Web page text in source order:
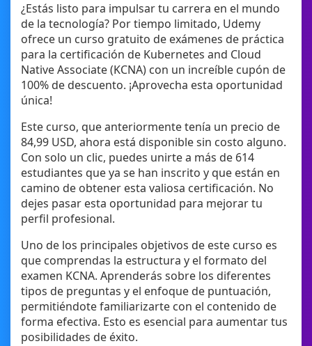
¿Estás listo para impulsar tu carrera en el mundo
de la tecnología? Por tiempo limitado, Udemy
ofrece un curso gratuito de exámenes de práctica
para la certificación de Kubernetes and Cloud
Native Associate (KCNA) con un increíble cupón de
100% de descuento. ¡Aprovecha esta oportunidad
única!
Este curso, que anteriormente tenía un precio de
84,99 USD, ahora está disponible sin costo alguno.
Con solo un clic, puedes unirte a más de 614
estudiantes que ya se han inscrito y que están en
camino de obtener esta valiosa certificación. No
dejes pasar esta oportunidad para mejorar tu
perfil profesional.
Uno de los principales objetivos de este curso es
que comprendas la estructura y el formato del
examen KCNA. Aprenderás sobre los diferentes
tipos de preguntas y el enfoque de puntuación,
permitiéndote familiarizarte con el contenido de
forma efectiva. Esto es esencial para aumentar tus
posibilidades de éxito.